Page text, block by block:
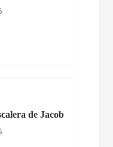
de Jacob